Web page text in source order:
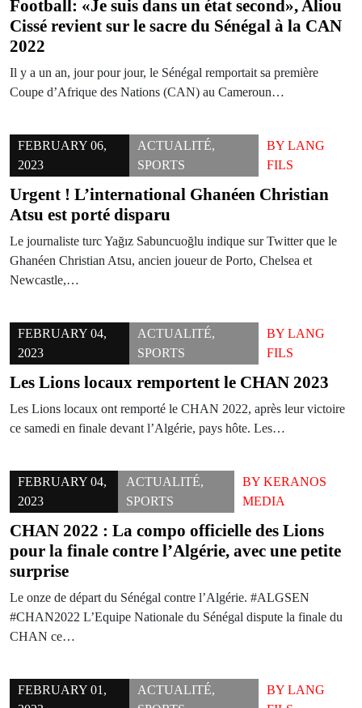
Football: «Je suis dans un état second», Aliou
Cissé revient sur le sacre du Sénégal à la CAN
2022
Il y a un an, jour pour jour, le Sénégal remportait sa première
Coupe d’Afrique des Nations (CAN) au Cameroun…
FEBRUARY 06,
2023
ACTUALITÉ,
SPORTS
BYLANG
FILS
Urgent ! L’international Ghanéen Christian
Atsu est porté disparu
Le journaliste turc Yağız Sabuncuoğlu indique sur Twitter que le
Ghanéen Christian Atsu, ancien joueur de Porto, Chelsea et
Newcastle,…
FEBRUARY 04,
2023
ACTUALITÉ,
SPORTS
BYLANG
FILS
Les Lions locaux remportent le CHAN 2023
Les Lions locaux ont remporté le CHAN 2022, après leur victoire
ce samedi en finale devant l’Algérie, pays hôte. Les…
FEBRUARY 04,
2023
ACTUALITÉ,
SPORTS
BYKERANOS
MEDIA
CHAN 2022 : La compo officielle des Lions
pour la finale contre l’Algérie, avec une petite
surprise
Le onze de départ du Sénégal contre l’Algérie. #ALGSEN
#CHAN2022 L’Equipe Nationale du Sénégal dispute la finale du
CHAN ce…
FEBRUARY 01,
ACTUALITÉ,
BYLANG